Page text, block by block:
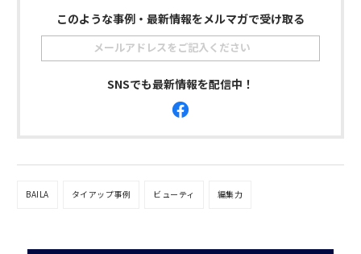
このような事例・最新情報をメルマガで受け取る
SNSでも最新情報を配信中！
BAILA タイアップ事例 ビューティ 編集力